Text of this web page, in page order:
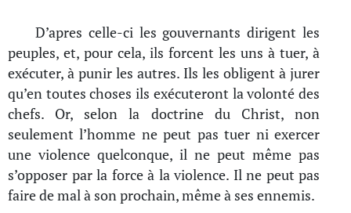
D’apres celle-ci les gouvernants dirigent les
peuples, et, pour cela, ils forcent les uns à tuer, à
exécuter, à punir les autres. Ils les obligent à jurer
qu’en toutes choses ils exécuteront la volonté des
chefs. Or, selon la doctrine du Christ, non
seulement l’homme ne peut pas tuer ni exercer
une violence quelconque, il ne peut même pas
s’opposer par la force à la violence. Il ne peut pas
faire de mal à son prochain, même à ses ennemis.